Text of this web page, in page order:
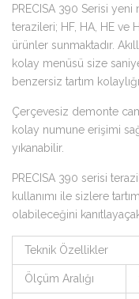
PRECISA 390 Serisi
terazileri; HF, HA, HE ve
ürünler sunmaktadır.
kolay menüsü size
benzersiz tartım
Çerçevesiz demonte
kolay numune erişimi
yıkanabilir.
PRECISA 390 serisi
kullanımı ile sizlere
olabileceğini
Teknik Özellikler
Ölçüm Aralığı